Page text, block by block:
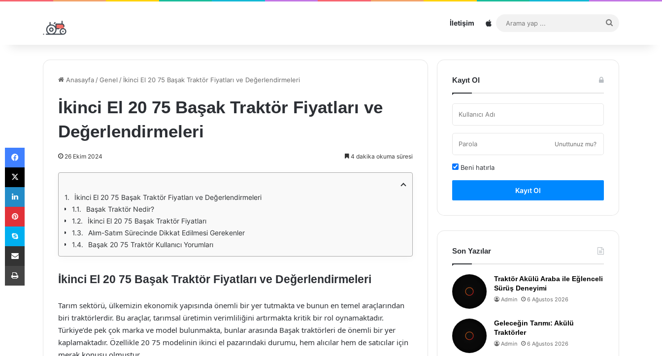
İletişim Sitemap
...
Anasayfa /Genel / İkinci El 20 75 Başak Traktör Fiyatları ve Değerlendirmeleri
İkinci El 20 75 Başak Traktör Fiyatları ve
Değerlendirmeleri
26 Ekim 2024 4 dakika okuma süresi
İkinci El 20 75 Başak Traktör Fiyatları ve Değerlendirmeleri
Başak Traktör Nedir?
İkinci El 20 75 Başak Traktör Fiyatları
Alım-Satım Sürecinde Dikkat Edilmesi Gerekenler
Başak 20 75 Traktör Kullanıcı Yorumları
İkinci El 20 75 Başak Traktör Fiyatları ve Değerlendirmeleri
Tarım sektörü, ülkemizin ekonomik yapısında önemli bir yer tutmakta ve bunun en temel araçlarından
biri traktörlerdir. Bu araçlar, tarımsal üretimin verimliliğini artırmakta kritik bir rol oynamaktadır.
Türkiye’de pek çok marka ve model bulunmakta, bunlar arasında Başak traktörleri de önemli bir yer
kaplamaktadır. Özellikle 20 75 modelinin ikinci el pazarındaki durumu, hem alıcılar hem de satıcılar için
Kayıt Ol
Unuttunuz mu?
Beni hatırla
Kayıt Ol
Son Yazılar
Traktör Akülü Araba ile Eğlenceli
Sürüş Deneyimi
Admin 6 Ağustos 2026
Geleceğin Tarımı: Akülü
Traktörler
Admin 6 Ağustos 2026
Facebook
X
LinkedIn
Pinterest
Skype
E-Posta ile paylaş